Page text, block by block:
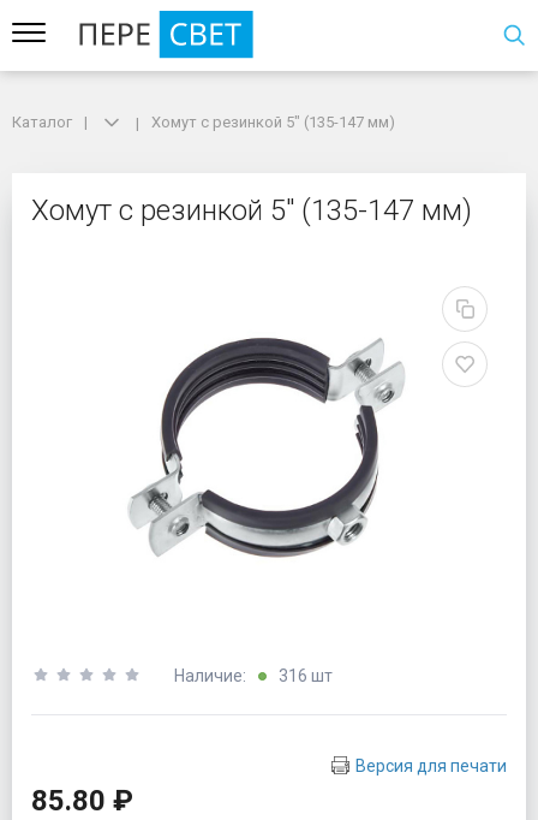
Хомут с резинкой 5" (135-147 мм)
Каталог Хомут с резинкой 5" (135-147 мм)
Хомут с резинкой 5" (135-147 мм)
Наличие: 316 шт
Версия для печати
85.80 ₽